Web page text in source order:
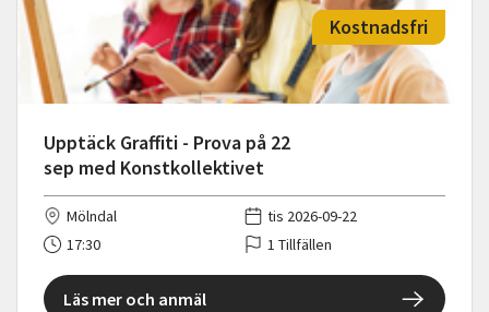
Upptäck Graffiti - Prova på 22
sep med Konstkollektivet
Kostnadsfri
Mölndal
tis 2026-09-22
17:30
1 Tillfällen
Läs mer och anmäl